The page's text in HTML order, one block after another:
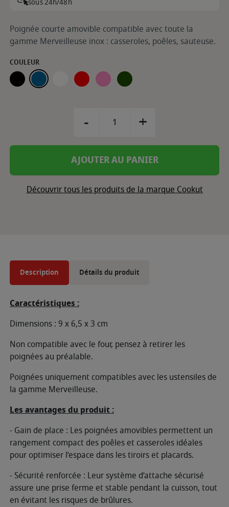
Poignée courte amovible compatible avec toute la
gamme Merveilleuse inox : casseroles, poêles, sauteuse.
COULEUR
GRAPHITEMYRTILLEPOLAIREPASSIONGUIMAUVEFOUGÈRE
- +
AJOUTER AU PANIER
Découvrir tous les produits de la marque Cookut
Description Détails du produit
Caractéristiques :
Dimensions : 9 x 6,5 x 3 cm
Non compatible avec le four, pensez à retirer les
poignées au préalable.
Poignées uniquement compatibles avec les ustensiles de
la gamme Merveilleuse.
Les avantages du produit :
- Gain de place : Les poignées amovibles permettent un
rangement compact des poêles et casseroles idéales
pour optimiser l’espace dans les tiroirs et placards.
- Sécurité renforcée : Leur système d’attache sécurisé
assure une prise ferme et stable pendant la cuisson, tout
en évitant les risques de brûlures.